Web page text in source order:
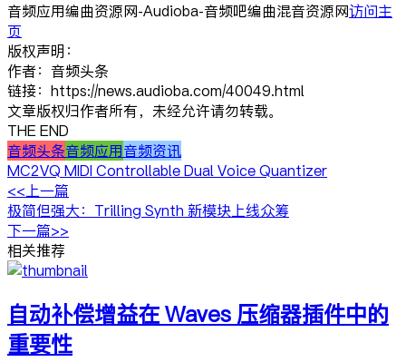
音频应用编曲资源网-Audioba-音频吧编曲混音资源网访问主
页
版权声明：
作者：音频头条
链接：https://news.audioba.com/40049.html
文章版权归作者所有，未经允许请勿转载。
THE END
音频头条音频应用音频资讯
MC2VQ MIDI Controllable Dual Voice Quantizer
<<上一篇
极简但强大：Trilling Synth 新模块上线众筹
下一篇>>
相关推荐
自动补偿增益在 Waves 压缩器插件中的
重要性